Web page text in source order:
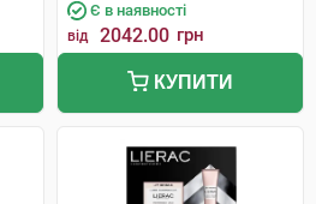
Є в наявності
від 2042.00 грн
КУПИТИ